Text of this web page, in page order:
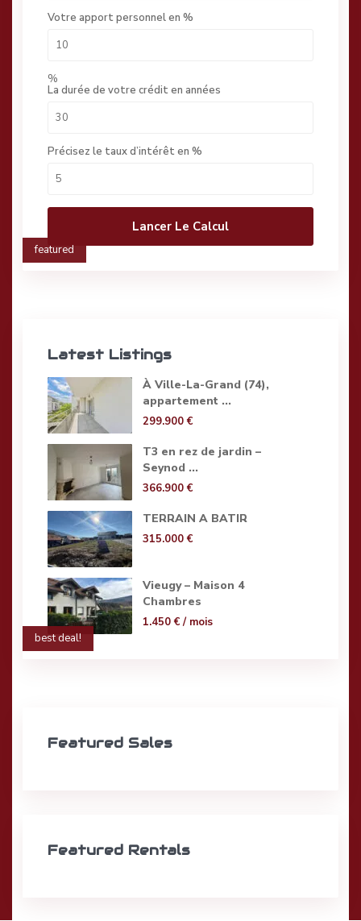
Votre apport personnel en %
%
La durée de votre crédit en années
Précisez le taux d’intérêt en %
Lancer Le Calcul
featured
Latest Listings
À Ville-La-Grand (74),
appartement ...
299.900 €
T3 en rez de jardin –
Seynod ...
366.900 €
TERRAIN A BATIR
315.000 €
Vieugy – Maison 4
Chambres
1.450 €/ mois
best deal!
Featured Sales
Featured Rentals